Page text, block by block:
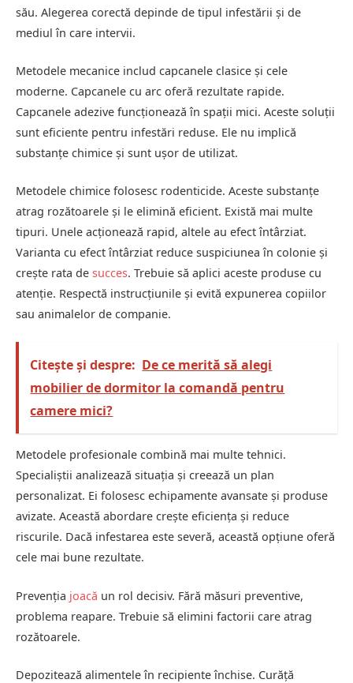
său. Alegerea corectă depinde de tipul infestării și de
mediul în care intervii.
Metodele mecanice includ capcanele clasice și cele
moderne. Capcanele cu arc oferă rezultate rapide.
Capcanele adezive funcționează în spații mici. Aceste soluții
sunt eficiente pentru infestări reduse. Ele nu implică
substanțe chimice și sunt ușor de utilizat.
Metodele chimice folosesc rodenticide. Aceste substanțe
atrag rozătoarele și le elimină eficient. Există mai multe
tipuri. Unele acționează rapid, altele au efect întârziat.
Varianta cu efect întârziat reduce suspiciunea în colonie și
crește rata de succes. Trebuie să aplici aceste produse cu
atenție. Respectă instrucțiunile și evită expunerea copiilor
sau animalelor de companie.
Citește și despre: De ce merită să alegi
mobilier de dormitor la comandă pentru
camere mici?
Metodele profesionale combină mai multe tehnici.
Specialiștii analizează situația și creează un plan
personalizat. Ei folosesc echipamente avansate și produse
avizate. Această abordare crește eficiența și reduce
riscurile. Dacă infestarea este severă, această opțiune oferă
cele mai bune rezultate.
Prevenția joacă un rol decisiv. Fără măsuri preventive,
problema reapare. Trebuie să elimini factorii care atrag
rozătoarele.
Depozitează alimentele în recipiente închise. Curăță